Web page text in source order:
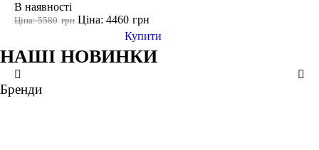
В наявності
грн
Ціна: 5580 грн
Ціна: 4460
Купити
НАШІ НОВИНКИ
M ще кольори
L ще кольори
XS
S
Бренди